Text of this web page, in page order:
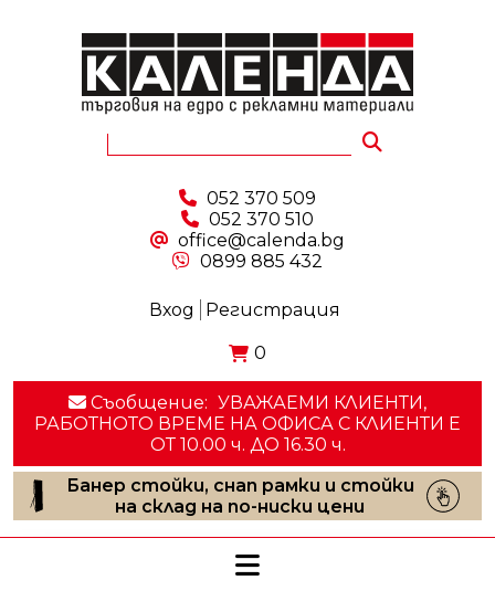
052 370 509
052 370 510
office@calenda.bg
0899 885 432
Вход Регистрация
0
Съобщение: УВАЖАЕМИ КЛИЕНТИ,
РАБОТНОТО ВРЕМЕ НА ОФИСА С КЛИЕНТИ E
ОТ 10.00 ч. ДО 16.30 ч.
Банер стойки, снап рамки и стойки
на склад на по-ниски цени